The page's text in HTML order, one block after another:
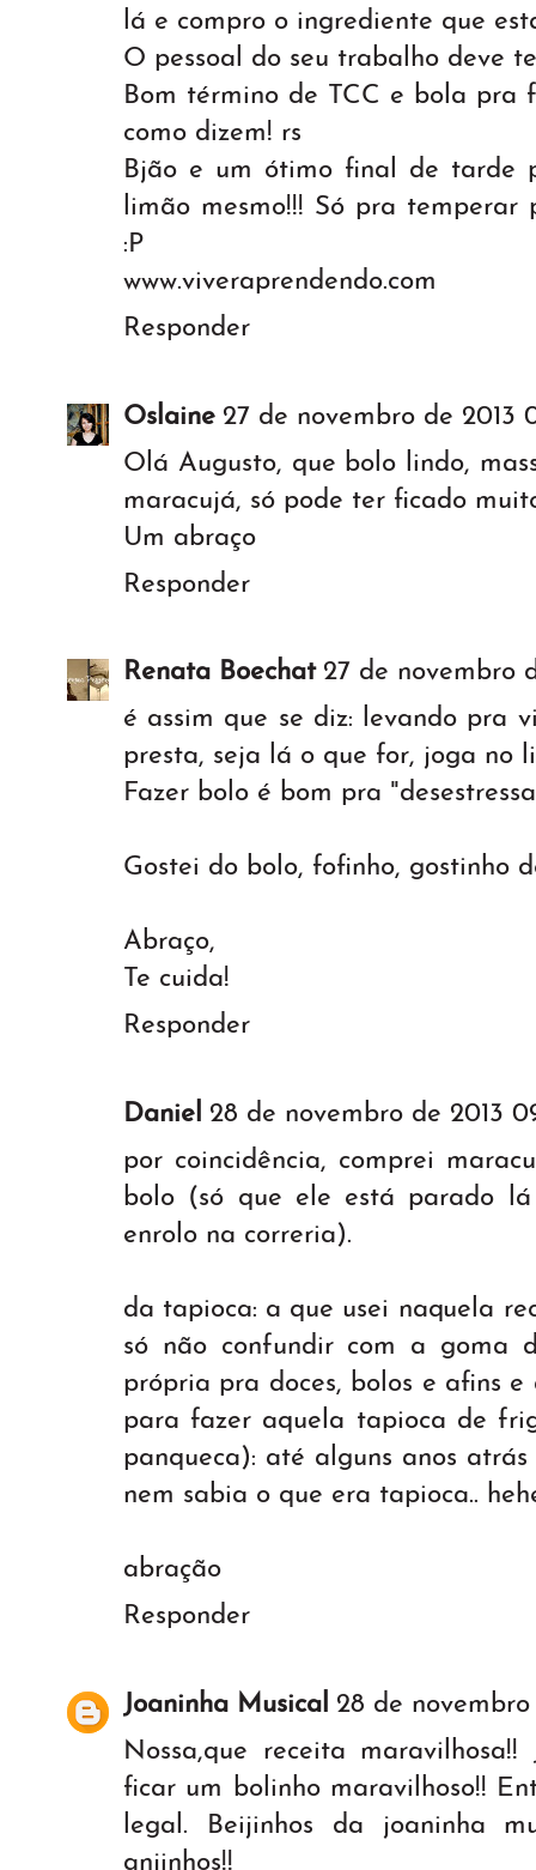
lá e compro o ingrediente que
O pessoal do seu trabalho deve
Bom término de TCC e bola pra
como dizem! rs
Bjão e um ótimo final de tarde
limão mesmo!!! Só pra temperar
:P
www.viveraprendendo.com
Responder
Oslaine 27 de novembro de 2013
Olá Augusto, que bolo lindo,
maracujá, só pode ter ficado
Um abraço
Responder
Renata Boechat 27 de novembro
é assim que se diz: levando pra
presta, seja lá o que for, joga no
Fazer bolo é bom pra
Gostei do bolo, fofinho, gostinho
Abraço,
Te cuida!
Responder
Daniel 28 de novembro de 2013
por coincidência, comprei
bolo (só que ele está parado
enrolo na correria).
da tapioca: a que usei naquela
só não confundir com a goma
própria pra doces, bolos e afins
para fazer aquela tapioca de
panqueca): até alguns anos
nem sabia o que era tapioca..
abração
Responder
Joaninha Musical 28 de novembro
Nossa,que receita
ficar um bolinho maravilhoso!!
legal. Beijinhos da joaninha
anjinhos!!